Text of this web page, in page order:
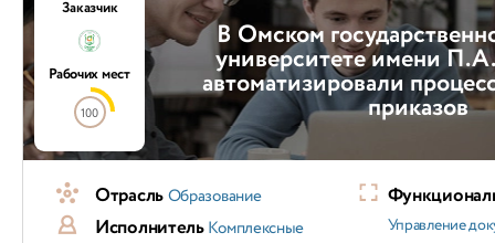
В Омском
университете имени
автоматизировали
приказов
Заказчик
Рабочих мест
100
ОтрасльОбразование
ИсполнительКомплексные
Управление